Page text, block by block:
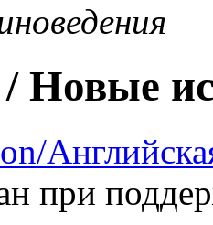
Новые
при